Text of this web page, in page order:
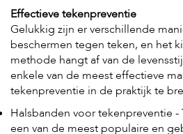
Effectieve tekenpreventie
Gelukkig zijn er verschillende
beschermen tegen teken, en het
methode hangt af van de
enkele van de meest effectieve
tekenpreventie in de praktijk te
Halsbanden voor tekenpreventie -
een van de meest populaire en